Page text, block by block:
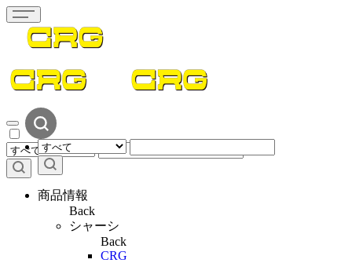
商品情報
Back
シャーシ
Back
CRG